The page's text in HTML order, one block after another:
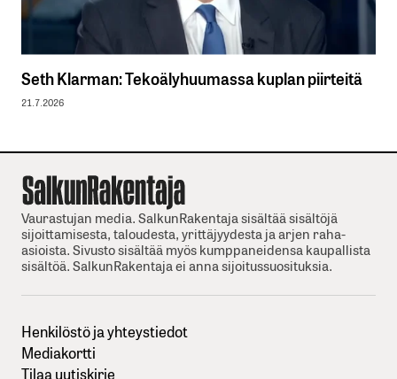
Seth Klarman: Tekoälyhuumassa kuplan piirteitä
21.7.2026
Vaurastujan media. SalkunRakentaja sisältää sisältöjä
sijoittamisesta, taloudesta, yrittäjyydesta ja arjen raha-
asioista. Sivusto sisältää myös kumppaneidensa kaupallista
sisältöä. SalkunRakentaja ei anna sijoitussuosituksia.
Henkilöstö ja yhteystiedot
Mediakortti
Tilaa uutiskirje